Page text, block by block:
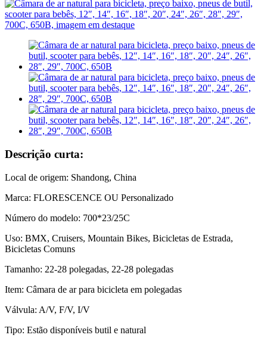
Descrição curta:
Local de origem: Shandong, China
Marca: FLORESCENCE OU Personalizado
Número do modelo: 700*23/25C
Uso: BMX, Cruisers, Mountain Bikes, Bicicletas de Estrada,
Bicicletas Comuns
Tamanho: 22-28 polegadas, 22-28 polegadas
Item: Câmara de ar para bicicleta em polegadas
Válvula: A/V, F/V, I/V
Tipo: Estão disponíveis butil e natural